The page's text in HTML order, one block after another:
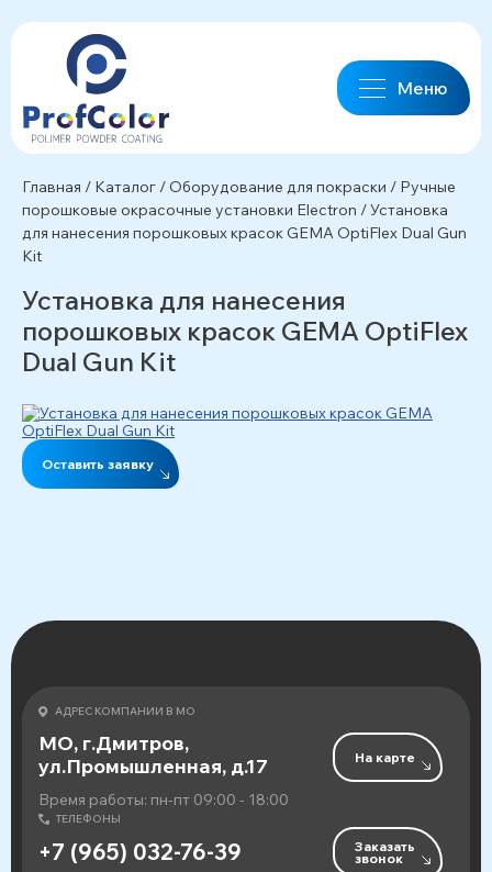
Меню
Главная / Каталог / Оборудование для покраски / Ручные
порошковые окрасочные установки Electron /Установка
для нанесения порошковых красок GEMA OptiFlex Dual Gun
Kit
Установка для нанесения
порошковых красок GEMA OptiFlex
Dual Gun Kit
Оставить заявку
АДРЕС КОМПАНИИ В МО
МО, г.Дмитров,
ул.Промышленная, д.17
Время работы: пн-пт 09:00 - 18:00
На карте
ТЕЛЕФОНЫ
+7 (965) 032-76-39 Заказать
звонок